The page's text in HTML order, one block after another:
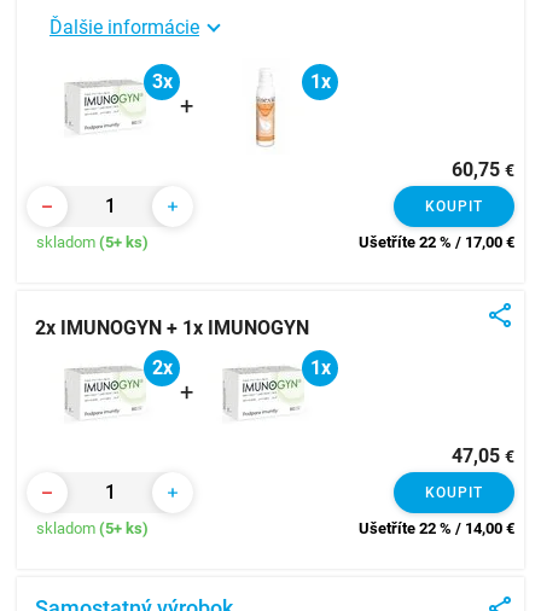
Ďalšie informácie
3x
+
1x
60,75 €
KOUPIT
skladom (5+ ks) Ušetříte 22 % / 17,00 €
2x IMUNOGYN + 1x IMUNOGYN
2x
+
1x
47,05 €
KOUPIT
skladom (5+ ks) Ušetříte 22 % / 14,00 €